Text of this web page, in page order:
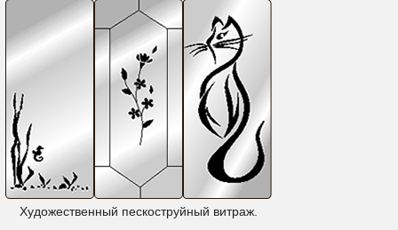
Художественный пескоструйный витраж.